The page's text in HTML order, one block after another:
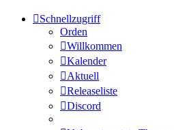
Schnellzugriff
Orden
Willkommen
Kalender
Aktuell
Releaseliste
Discord